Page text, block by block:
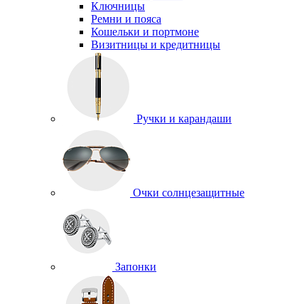
Ключницы
Ремни и пояса
Кошельки и портмоне
Визитницы и кредитницы
Ручки и карандаши
Очки солнцезащитные
Запонки